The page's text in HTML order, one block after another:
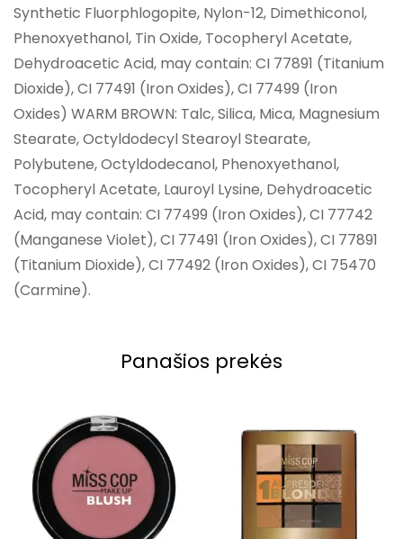
Synthetic Fluorphlogopite, Nylon-12, Dimethiconol,
Phenoxyethanol, Tin Oxide, Tocopheryl Acetate,
Dehydroacetic Acid, may contain: CI 77891 (Titanium
Dioxide), CI 77491 (Iron Oxides), CI 77499 (Iron
Oxides) WARM BROWN: Talc, Silica, Mica, Magnesium
Stearate, Octyldodecyl Stearoyl Stearate,
Polybutene, Octyldodecanol, Phenoxyethanol,
Tocopheryl Acetate, Lauroyl Lysine, Dehydroacetic
Acid, may contain: CI 77499 (Iron Oxides), CI 77742
(Manganese Violet), CI 77491 (Iron Oxides), CI 77891
(Titanium Dioxide), CI 77492 (Iron Oxides), CI 75470
(Carmine).
Panašios prekės